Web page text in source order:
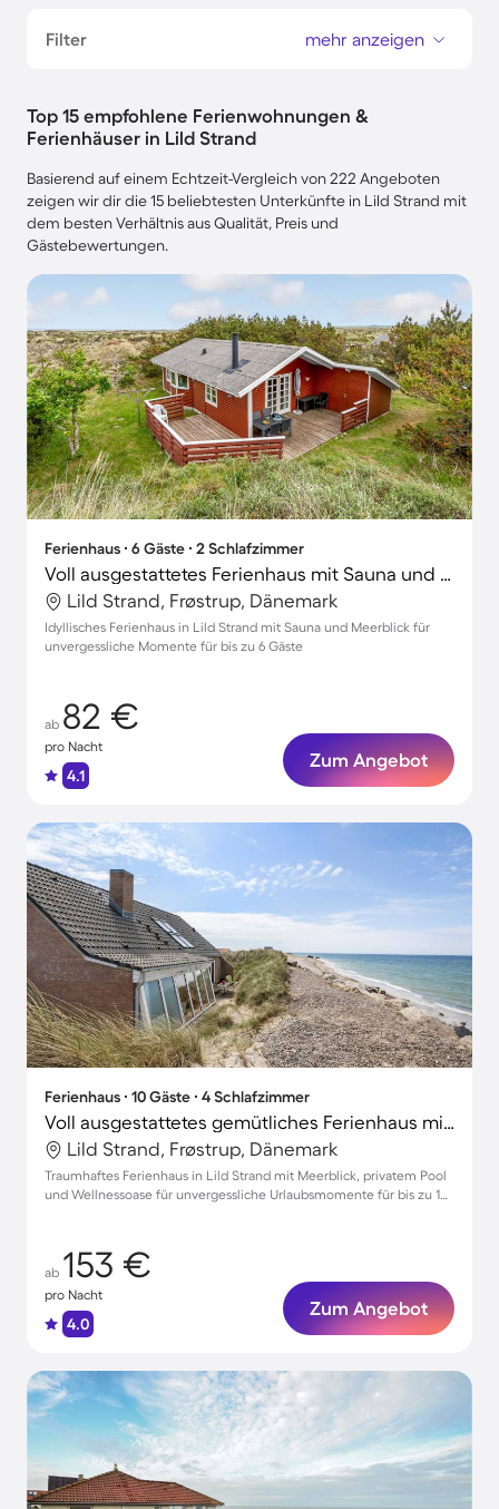
Filter mehr anzeigen
Top 15 empfohlene Ferienwohnungen &
Ferienhäuser in Lild Strand
Basierend auf einem Echtzeit-Vergleich von 222 Angeboten
zeigen wir dir die 15 beliebtesten Unterkünfte in Lild Strand mit
dem besten Verhältnis aus Qualität, Preis und
Gästebewertungen.
Ferienhaus ∙ 6 Gäste ∙ 2 Schlafzimmer
Voll ausgestattetes Ferienhaus mit Sauna und Terrasse | Meerblick
Lild Strand, Frøstrup, Dänemark
Idyllisches Ferienhaus in Lild Strand mit Sauna und Meerblick für
unvergessliche Momente für bis zu 6 Gäste
ab 82 €
pro Nacht
4.1
Zum Angebot
Ferienhaus ∙ 10 Gäste ∙ 4 Schlafzimmer
Voll ausgestattetes gemütliches Ferienhaus mit Terrasse, Garten und privatem Pool | Wasserblick | Strand in der Nähe | Haustierfreundlich
Lild Strand, Frøstrup, Dänemark
Traumhaftes Ferienhaus in Lild Strand mit Meerblick, privatem Pool
und Wellnessoase für unvergessliche Urlaubsmomente für bis zu 10
ab 153 €
pro Nacht
4.0
Zum Angebot